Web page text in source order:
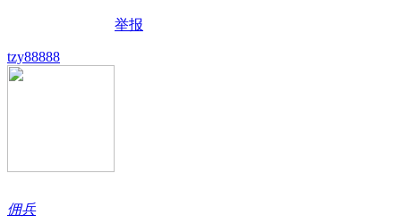
举报
tzy88888
佣兵